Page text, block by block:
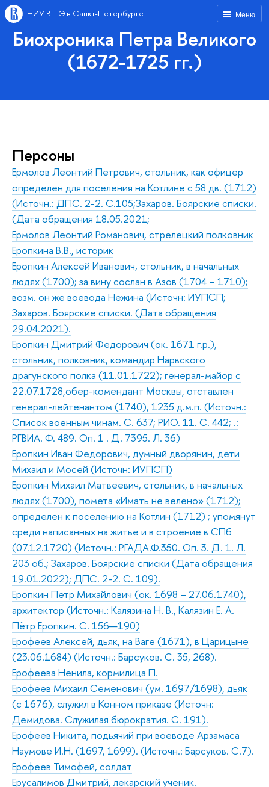
Меню
НИУ ВШЭ в Санкт-Петербурге
Биохроника Петра Великого
(1672-1725 гг.)
Персоны
Ермолов Леонтий Петрович, стольник, как офицер
определен для поселения на Котлине с 58 дв. (1712)
(Источн.: ДПС. 2-2. С.105;Захаров. Боярские списки.
(Дата обращения 18.05.2021;
Ермолов Леонтий Романович, стрелецкий полковник
Еропкина В.В., историк
Еропкин Алексей Иванович, стольник, в начальных
людях (1700); за вину сослан в Азов (1704 – 1710);
возм. он же воевода Нежина (Источн: ИУПСП;
Захаров. Боярские списки. (Дата обращения
29.04.2021).
Еропкин Дмитрий Федорович (ок. 1671 г.р.),
стольник, полковник, командир Нарвского
драгунского полка (11.01.1722); генерал-майор с
22.07.1728,обер-комендант Москвы, отставлен
генерал-лейтенантом (1740), 1235 д.м.п. (Источн.:
Список военным чинам. С. 637; РИО. 11. С. 442; .:
РГВИА. Ф. 489. Оп. 1 . Д. 7395. Л. 36)
Еропкин Иван Федорович, думный дворянин, дети
Михаил и Мосей (Источн: ИУПСП)
Еропкин Михаил Матвеевич, стольник, в начальных
людях (1700), помета «Имать не велено» (1712);
определен к поселению на Котлин (1712) ; упомянут
среди написанных на житье и в строение в СПб
(07.12.1720) (Источн.: РГАДА.Ф.350. Оп. 3. Д. 1. Л.
203 об.; Захаров. Боярские списки (Дата обращения
19.01.2022); ДПС. 2-2. С. 109).
Еропкин Петр Михайлович (ок. 1698 – 27.06.1740),
архитектор (Источн.: Калязина Н. В., Калязин Е. А.
Пётр Еропкин. С. 156—190)
Ерофеев Алексей, дьяк, на Ваге (1671), в Царицыне
(23.06.1684) (Источн.: Барсуков. С. 35, 268).
Ерофеева Ненила, кормилица П.
Ерофеев Михаил Семенович (ум. 1697/1698), дьяк
(с 1676), служил в Конном приказе (Источн:
Демидова. Служилая бюрократия. С. 191).
Ерофеев Никита, подьячий при воеводе Арзамаса
Наумове И.Н. (1697, 1699). (Источн.: Барсуков. С.7).
Ерофеев Тимофей, солдат
Ерусалимов Дмитрий, лекарский ученик.